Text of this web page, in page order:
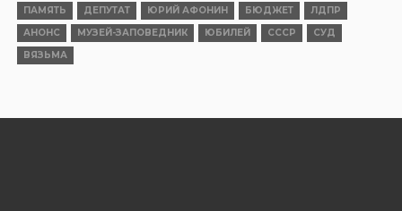
ПАМЯТЬ
ДЕПУТАТ ЮРИЙ АФОНИН БЮДЖЕТ
ЛДПР
АНОНС
МУЗЕЙ-ЗАПОВЕДНИК ЮБИЛЕЙ СССР
СУД
ВЯЗЬМА